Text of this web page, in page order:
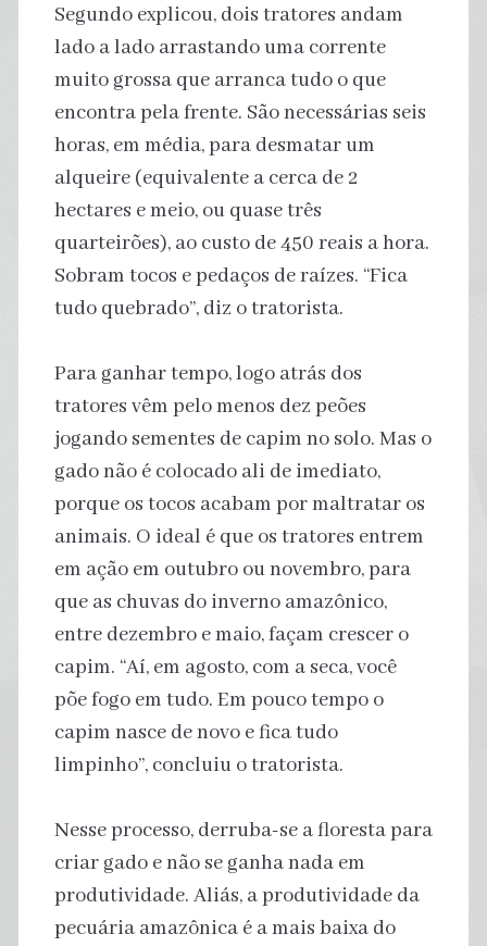
Segundo explicou, dois tratores andam
lado a lado arrastando uma corrente
muito grossa que arranca tudo o que
encontra pela frente. São necessárias seis
horas, em média, para desmatar um
alqueire (equivalente a cerca de 2
hectares e meio, ou quase três
quarteirões), ao custo de 450 reais a hora.
Sobram tocos e pedaços de raízes. “Fica
tudo quebrado”, diz o tratorista.
Para ganhar tempo, logo atrás dos
tratores vêm pelo menos dez peões
jogando sementes de capim no solo. Mas o
gado não é colocado ali de imediato,
porque os tocos acabam por maltratar os
animais. O ideal é que os tratores entrem
em ação em outubro ou novembro, para
que as chuvas do inverno amazônico,
entre dezembro e maio, façam crescer o
capim. “Aí, em agosto, com a seca, você
põe fogo em tudo. Em pouco tempo o
capim nasce de novo e fica tudo
limpinho”, concluiu o tratorista.
Nesse processo, derruba-se a floresta para
criar gado e não se ganha nada em
produtividade. Aliás, a produtividade da
pecuária amazônica é a mais baixa do